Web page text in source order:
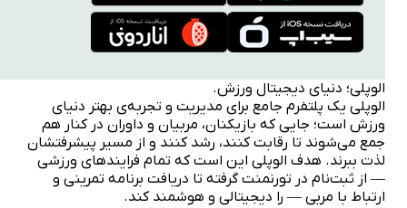
الوپلی؛ دنیای دیجیتال ورزش.
الوپلی یک پلتفرم جامع برای مدیریت و تجربه‌ی بهتر دنیای
ورزش است؛ جایی که بازیکنان، مربیان و داوران در کنار هم
جمع می‌شوند تا رقابت کنند، رشد کنند و از مسیر پیشرفتشان
لذت ببرند. هدف الوپلی این است که تمام فرایندهای ورزشی
— از ثبت‌نام در تورنمنت گرفته تا دریافت برنامه تمرینی و
ارتباط با مربی — را دیجیتالی و هوشمند کند.